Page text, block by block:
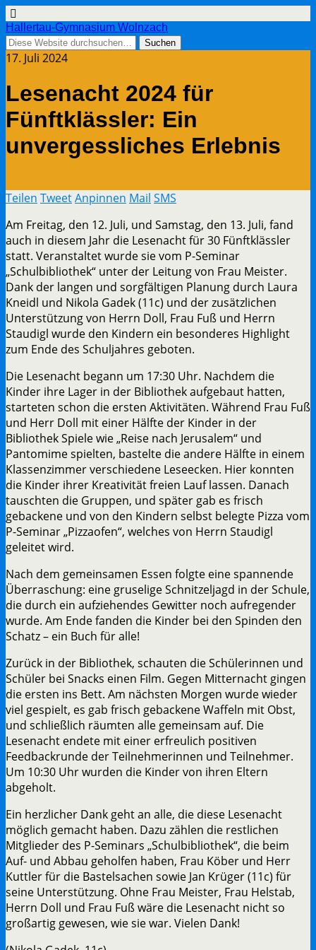
Hallertau-Gymnasium Wolnzach
17. Juli 2024
Lesenacht 2024 für
Fünftklässler: Ein
unvergessliches Erlebnis
Teilen TweetAnpinnen Mail SMS
Am Freitag, den 12. Juli, und Samstag, den 13. Juli, fand
auch in diesem Jahr die Lesenacht für 30 Fünftklässler
statt. Veranstaltet wurde sie vom P-Seminar
„Schulbibliothek“ unter der Leitung von Frau Meister.
Dank der langen und sorgfältigen Planung durch Laura
Kneidl und Nikola Gadek (11c) und der zusätzlichen
Unterstützung von Herrn Doll, Frau Fuß und Herrn
Staudigl wurde den Kindern ein besonderes Highlight
zum Ende des Schuljahres geboten.
Die Lesenacht begann um 17:30 Uhr. Nachdem die
Kinder ihre Lager in der Bibliothek aufgebaut hatten,
starteten schon die ersten Aktivitäten. Während Frau Fuß
und Herr Doll mit einer Hälfte der Kinder in der
Bibliothek Spiele wie „Reise nach Jerusalem“ und
Pantomime spielten, bastelte die andere Hälfte in einem
Klassenzimmer verschiedene Leseecken. Hier konnten
die Kinder ihrer Kreativität freien Lauf lassen. Danach
tauschten die Gruppen, und später gab es frisch
gebackene und von den Kindern selbst belegte Pizza vom
P-Seminar „Pizzaofen“, welches von Herrn Staudigl
geleitet wird.
Nach dem gemeinsamen Essen folgte eine spannende
Überraschung: eine gruselige Schnitzeljagd in der Schule,
die durch ein aufziehendes Gewitter noch aufregender
wurde. Am Ende fanden die Kinder bei den Spinden den
Schatz – ein Buch für alle!
Zurück in der Bibliothek, schauten die Schülerinnen und
Schüler bei Snacks einen Film. Gegen Mitternacht gingen
die ersten ins Bett. Am nächsten Morgen wurde wieder
viel gespielt, es gab frisch gebackene Waffeln mit Obst,
und schließlich räumten alle gemeinsam auf. Die
Lesenacht endete mit einer erfreulich positiven
Feedbackrunde der Teilnehmerinnen und Teilnehmer.
Um 10:30 Uhr wurden die Kinder von ihren Eltern
abgeholt.
Ein herzlicher Dank geht an alle, die diese Lesenacht
möglich gemacht haben. Dazu zählen die restlichen
Mitglieder des P-Seminars „Schulbibliothek“, die beim
Auf- und Abbau geholfen haben, Frau Köber und Herr
Kuttler für die Bastelsachen sowie Jan Krüger (11c) für
seine Unterstützung. Ohne Frau Meister, Frau Helstab,
Herrn Doll und Frau Fuß wäre die Lesenacht nicht so
großartig gewesen, wie sie war. Vielen Dank!